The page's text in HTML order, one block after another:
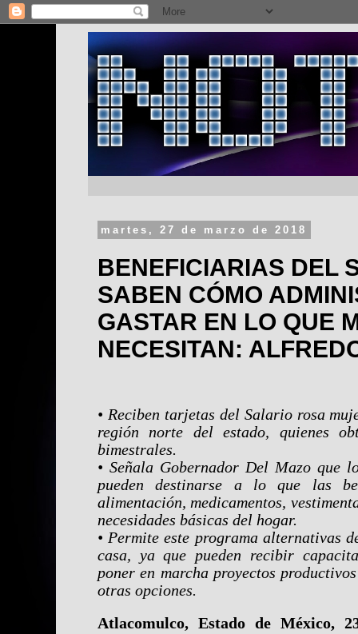
martes, 27 de marzo de 2018
BENEFICIARIAS DEL
SABEN CÓMO
GASTAR EN LO QUE
NECESITAN:
• Reciben tarjetas del Salario rosa
región norte del estado, quienes
bimestrales.
• Señala Gobernador Del Mazo que
pueden destinarse a lo que las
alimentación, medicamentos,
necesidades básicas del hogar.
• Permite este programa alternativas
casa, ya que pueden recibir
poner en marcha proyectos
otras opciones.
Atlacomulco, Estado de México,